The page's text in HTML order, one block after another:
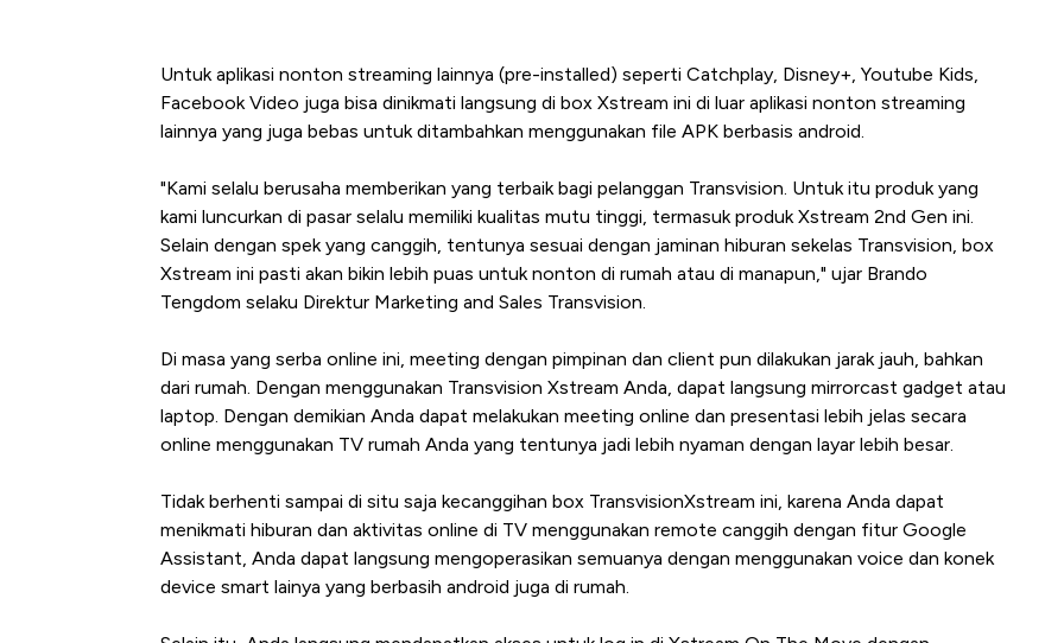
Untuk aplikasi nonton streaming lainnya (pre-installed) seperti Catchplay, Disney+, Youtube Kids,
Facebook Video juga bisa dinikmati langsung di box Xstream ini di luar aplikasi nonton streaming
lainnya yang juga bebas untuk ditambahkan menggunakan file APK berbasis android.
"Kami selalu berusaha memberikan yang terbaik bagi pelanggan Transvision. Untuk itu produk yang
kami luncurkan di pasar selalu memiliki kualitas mutu tinggi, termasuk produk Xstream 2nd Gen ini.
Selain dengan spek yang canggih, tentunya sesuai dengan jaminan hiburan sekelas Transvision, box
Xstream ini pasti akan bikin lebih puas untuk nonton di rumah atau di manapun," ujar Brando
Tengdom selaku Direktur Marketing and Sales Transvision.
Di masa yang serba online ini, meeting dengan pimpinan dan client pun dilakukan jarak jauh, bahkan
dari rumah. Dengan menggunakan Transvision Xstream Anda, dapat langsung mirrorcast gadget atau
laptop. Dengan demikian Anda dapat melakukan meeting online dan presentasi lebih jelas secara
online menggunakan TV rumah Anda yang tentunya jadi lebih nyaman dengan layar lebih besar.
Tidak berhenti sampai di situ saja kecanggihan box TransvisionXstream ini, karena Anda dapat
menikmati hiburan dan aktivitas online di TV menggunakan remote canggih dengan fitur Google
Assistant, Anda dapat langsung mengoperasikan semuanya dengan menggunakan voice dan konek
device smart lainya yang berbasih android juga di rumah.